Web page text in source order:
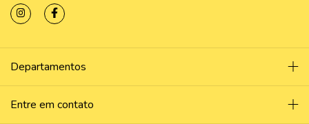
Departamentos
Entre em contato